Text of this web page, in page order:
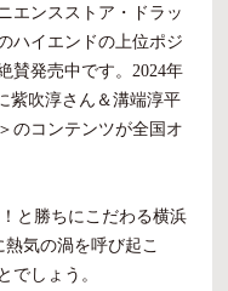
エンスストア・ドラッ
ハイエンドの上位ポジ
賛発売中です。2024年
紫吹淳さん＆溝端淳平
のコンテンツが全国オ
と勝ちにこだわる横浜
気の渦を呼び起こ
でしょう。